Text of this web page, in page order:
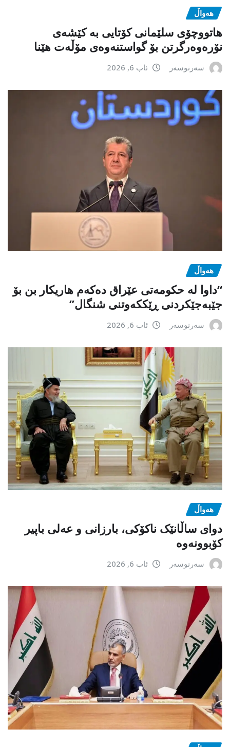
هەواڵ
هاتووچۆی سلێمانی کۆتایی بە کێشەی
نۆرەوەرگرتن بۆ گواستنەوەی مۆڵەت هێنا
سەرنوسەر ئاب 6, 2026
هەواڵ
“داوا لە حكومەتی عێراق دەكەم هاریكار بن بۆ
جێبەجێكردنی ڕێككەوتنی شنگال”
سەرنوسەر ئاب 6, 2026
هەواڵ
دوای ساڵانێک ناکۆکی، بارزانی و عەلی باپیر
کۆبوونەوە
سەرنوسەر ئاب 6, 2026